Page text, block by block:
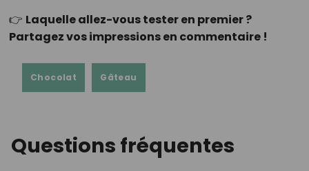
👉 Laquelle allez-vous tester en premier ?
Partagez vos impressions en commentaire !
Chocolat Gâteau
Questions fréquentes